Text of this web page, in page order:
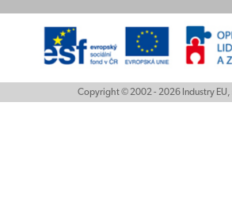
Copyright © 2002 - 2026 Industry EU,